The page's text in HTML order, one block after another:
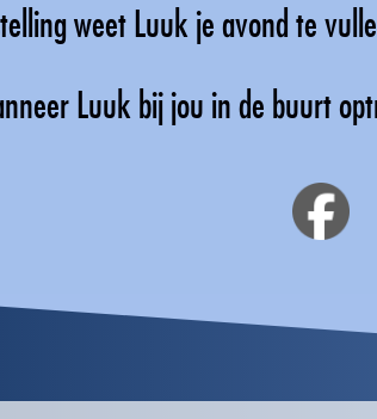
weet Luuk je avond te
Luuk bij jou in de buurt